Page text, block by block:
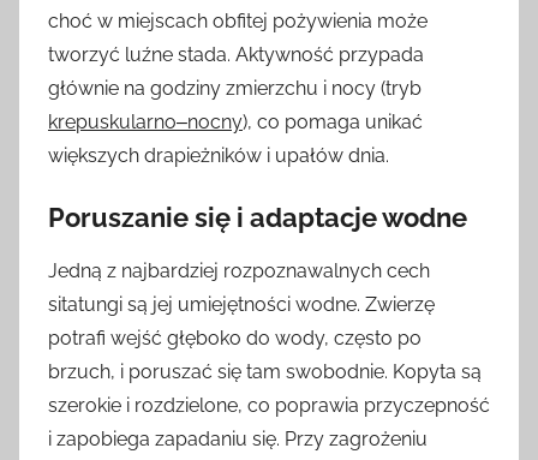
choć w miejscach obfitej pożywienia może
tworzyć luźne stada. Aktywność przypada
głównie na godziny zmierzchu i nocy (tryb
krepuskularno‒nocny), co pomaga unikać
większych drapieżników i upałów dnia.
Poruszanie się i adaptacje wodne
Jedną z najbardziej rozpoznawalnych cech
sitatungi są jej umiejętności wodne. Zwierzę
potrafi wejść głęboko do wody, często po
brzuch, i poruszać się tam swobodnie. Kopyta są
szerokie i rozdzielone, co poprawia przyczepność
i zapobiega zapadaniu się. Przy zagrożeniu